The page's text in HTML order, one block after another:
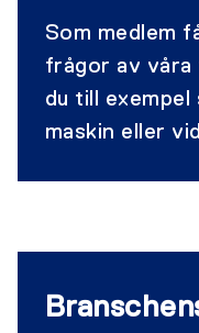
Som medlem
frågor av våra
du till exempel
maskin eller